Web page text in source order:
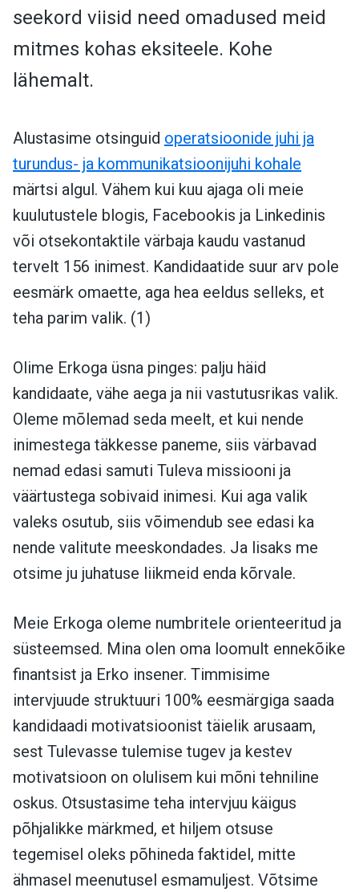
seekord viisid need omadused meid
mitmes kohas eksiteele. Kohe
lähemalt.
Alustasime otsinguid operatsioonide juhi ja
turundus- ja kommunikatsioonijuhi kohale
märtsi algul. Vähem kui kuu ajaga oli meie
kuulutustele blogis, Facebookis ja Linkedinis
või otsekontaktile värbaja kaudu vastanud
tervelt 156 inimest. Kandidaatide suur arv pole
eesmärk omaette, aga hea eeldus selleks, et
teha parim valik. (1)
Olime Erkoga üsna pinges: palju häid
kandidaate, vähe aega ja nii vastutusrikas valik.
Oleme mõlemad seda meelt, et kui nende
inimestega täkkesse paneme, siis värbavad
nemad edasi samuti Tuleva missiooni ja
väärtustega sobivaid inimesi. Kui aga valik
valeks osutub, siis võimendub see edasi ka
nende valitute meeskondades. Ja lisaks me
otsime ju juhatuse liikmeid enda kõrvale.
Meie Erkoga oleme numbritele orienteeritud ja
süsteemsed. Mina olen oma loomult ennekõike
finantsist ja Erko insener. Timmisime
intervjuude struktuuri 100% eesmärgiga saada
kandidaadi motivatsioonist täielik arusaam,
sest Tulevasse tulemise tugev ja kestev
motivatsioon on olulisem kui mõni tehniline
oskus. Otsustasime teha intervjuu käigus
põhjalikke märkmed, et hiljem otsuse
tegemisel oleks põhineda faktidel, mitte
ähmasel meenutusel esmamuljest. Võtsime